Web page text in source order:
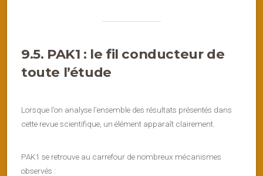
9.5. PAK1 : le fil conducteur de
toute l’étude
Lorsque l’on analyse l’ensemble des résultats présentés dans
cette revue scientifique, un élément apparaît clairement.
PAK1 se retrouve au carrefour de nombreux mécanismes
observés :